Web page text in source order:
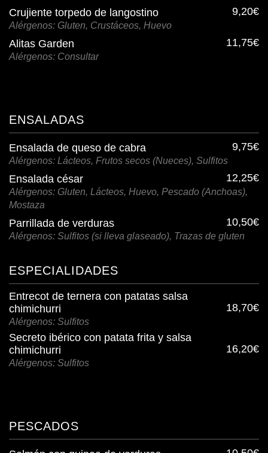
Crujiente torpedo de langostino 9,20€
Alérgenos: Gluten, Crustáceos, Huevo
Alitas Garden 11,75€
Alérgenos: Consultar
ENSALADAS
Ensalada de queso de cabra 9,75€
Alérgenos: Lácteos, Frutos secos (Nueces), Sulfitos
Ensalada césar 12,25€
Alérgenos: Gluten, Lácteos, Huevo, Pescado (Anchoas),
Mostaza
Parrillada de verduras 10,50€
Alérgenos: Sulfitos (si lleva glaseado), Trazas de gluten
ESPECIALIDADES
Entrecot de ternera con patatas salsa
chimichurri
18,70€
Alérgenos: Sulfitos
Secreto ibérico con patata frita y salsa
chimichurri
16,20€
Alérgenos: Sulfitos
PESCADOS